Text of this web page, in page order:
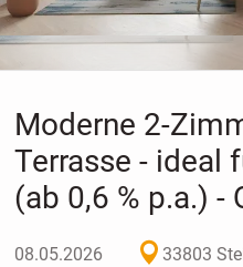
Moderne 2-
Terrasse - ideal
(ab 0,6 % p.a.) -
08.05.2026 33803